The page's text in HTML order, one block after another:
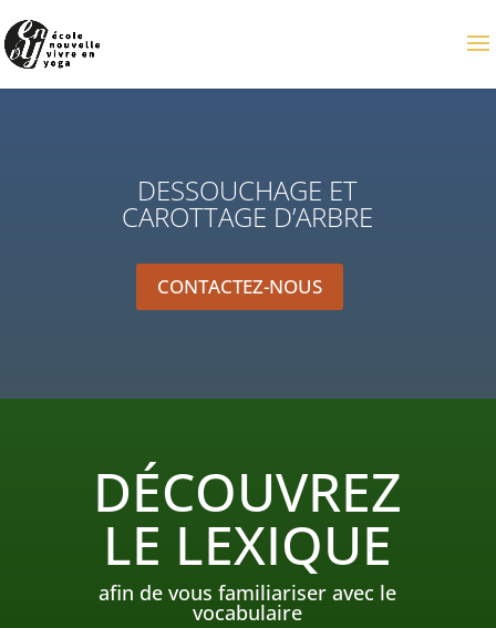
DESSOUCHAGE ET
CAROTTAGE D’ARBRE
CONTACTEZ-NOUS
DÉCOUVREZ
LE LEXIQUE
afin de vous familiariser avec le
vocabulaire